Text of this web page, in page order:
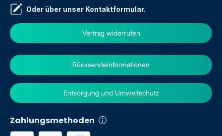
Oder über unser Kontaktformular.
Vertrag widerrufen
Zahlungsmethoden
Rücksendeinformationen
Entsorgung und Umweltschutz